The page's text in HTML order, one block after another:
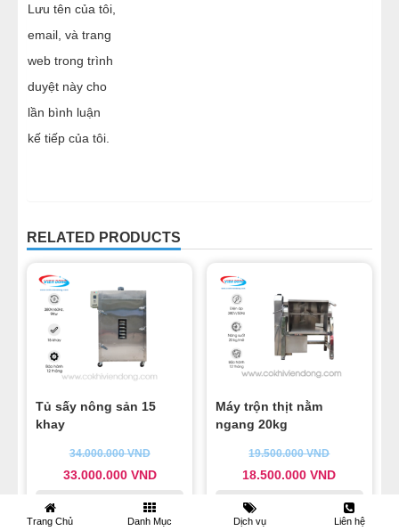
Lưu tên của tôi,
email, và trang
web trong trình
duyệt này cho
lần bình luận
kế tiếp của tôi.
RELATED PRODUCTS
Tủ sấy nông sản 15
khay
34.000.000VND
33.000.000 VND
Bảo hành 1 năm, bảo trì trọn đời
Máy trộn thịt nằm
ngang 20kg
19.500.000VND
18.500.000VND
Bảo hành 1 năm, bảo trì trọn đời
Trang Chủ
Danh Mục Dịch vụ Liên hệ